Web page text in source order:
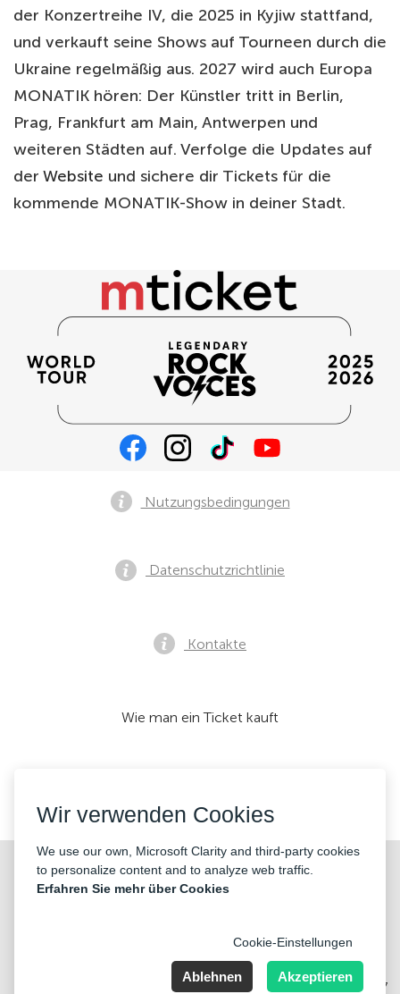
der Konzertreihe IV, die 2025 in Kyjiw stattfand,
und verkauft seine Shows auf Tourneen durch die
Ukraine regelmäßig aus. 2027 wird auch Europa
MONATIK hören: Der Künstler tritt in Berlin,
Prag, Frankfurt am Main, Antwerpen und
weiteren Städten auf. Verfolge die Updates auf
der Website und sichere dir Tickets für die
kommende MONATIK-Show in deiner Stadt.
©2026 «KONTRAMARKA OÜ» Alle Rechte vorbehalten
Nutzungsbedingungen
Datenschutzrichtlinie
Kontakte
Wie man ein Ticket kauft
Harju maakond, Tallinn, Kesklinna linnaosa, Pärnu mnt 139b, 11317
Wir verwenden Cookies
We use our own, Microsoft Clarity and third-party cookies
to personalize content and to analyze web traffic.
Erfahren Sie mehr über Cookies
Cookie-Einstellungen
Ablehnen Akzeptieren